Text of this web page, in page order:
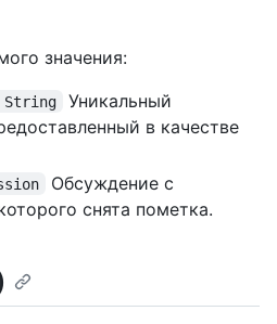
значения:
Уникальный
в качестве
Обсуждение с
снята пометка.